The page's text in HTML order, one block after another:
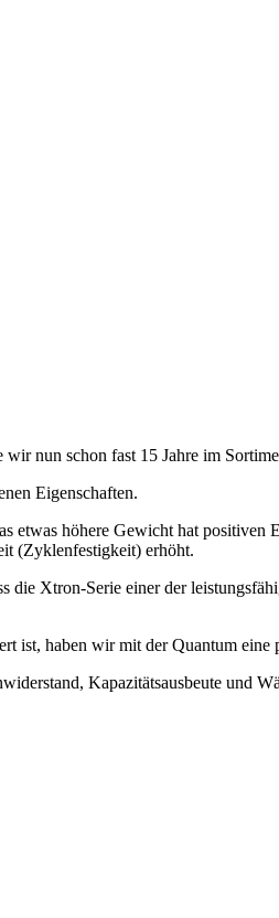
nun schon fast 15 Jahre im
Eigenschaften.
etwas höhere Gewicht hat
(Zyklenfestigkeit) erhöht.
die Xtron-Serie einer der
ist, haben wir mit der Quantum eine
Kapazitätsausbeute und